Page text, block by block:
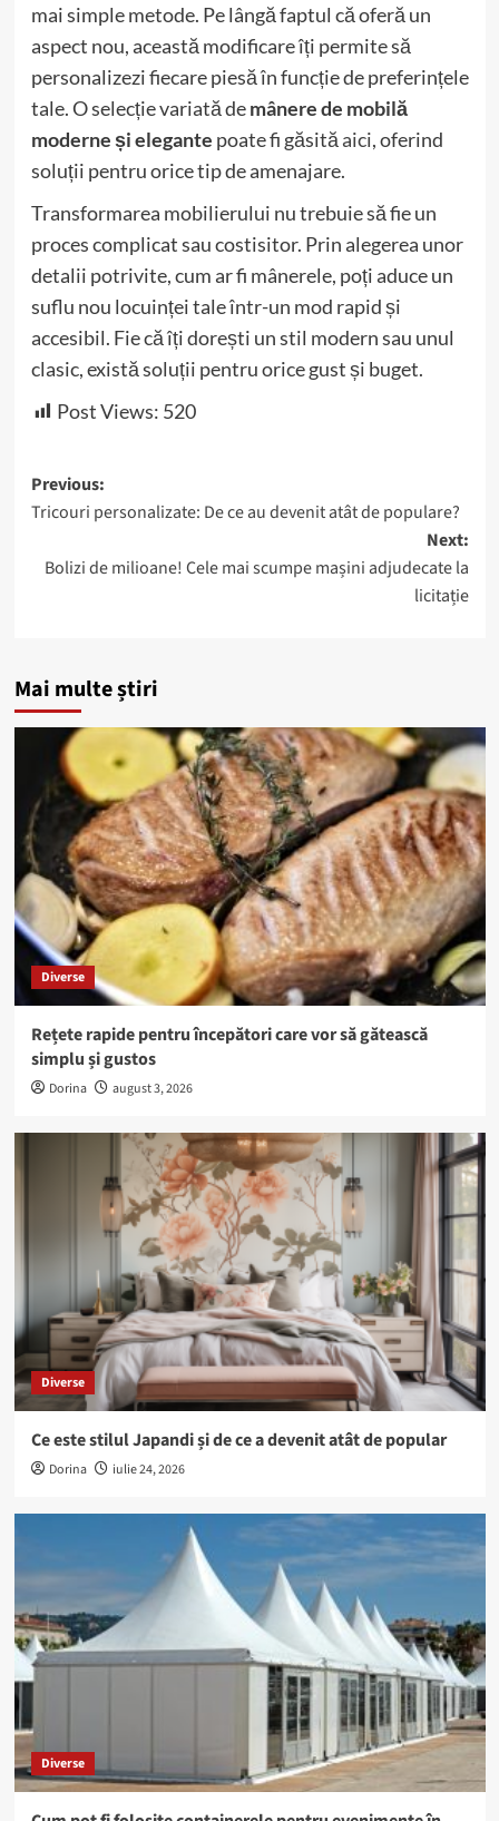
mai simple metode. Pe lângă faptul că oferă un
aspect nou, această modificare îți permite să
personalizezi fiecare piesă în funcție de preferințele
tale. O selecție variată demânere de mobilă
moderne și elegante poate fi găsită aici, oferind
soluții pentru orice tip de amenajare.
Transformarea mobilierului nu trebuie să fie un
proces complicat sau costisitor. Prin alegerea unor
detalii potrivite, cum ar fi mânerele, poți aduce un
suflu nou locuinței tale într-un mod rapid și
accesibil. Fie că îți dorești un stil modern sau unul
clasic, există soluții pentru orice gust și buget.
Post Views: 520
Post
navigation
Previous:
Tricouri personalizate: De ce au devenit atât de populare?
Next:
Bolizi de milioane! Cele mai scumpe mașini adjudecate la
licitație
Mai multe știri
Diverse
Rețete rapide pentru începători care vor să gătească
simplu și gustos
Dorina august 3, 2026
Diverse
Ce este stilul Japandi și de ce a devenit atât de popular
Dorina iulie 24, 2026
Diverse